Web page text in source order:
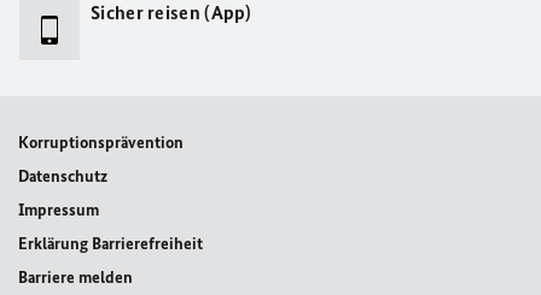
Sicher reisen (App)
Korruptionsprävention
Datenschutz
Impressum
Erklärung Barrierefreiheit
Barriere melden